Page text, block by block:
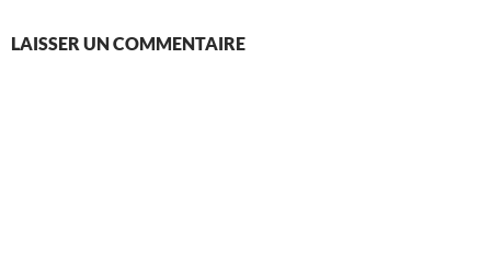
LAISSER UN COMMENTAIRE